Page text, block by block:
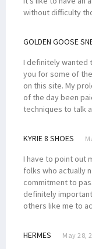
without difficulty
GOLDEN GOOSE
I definitely wanted
you for some of
on this site. My
of the day been
techniques to talk
KYRIE 8 SHOES
I have to point out
folks who actually
commitment to
definitely
others like me to
HERMES May 28,